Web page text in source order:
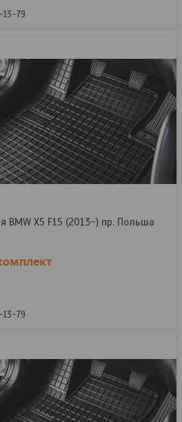
13-79
BMW X5 F15 (2013-) пр. Польша
13-79